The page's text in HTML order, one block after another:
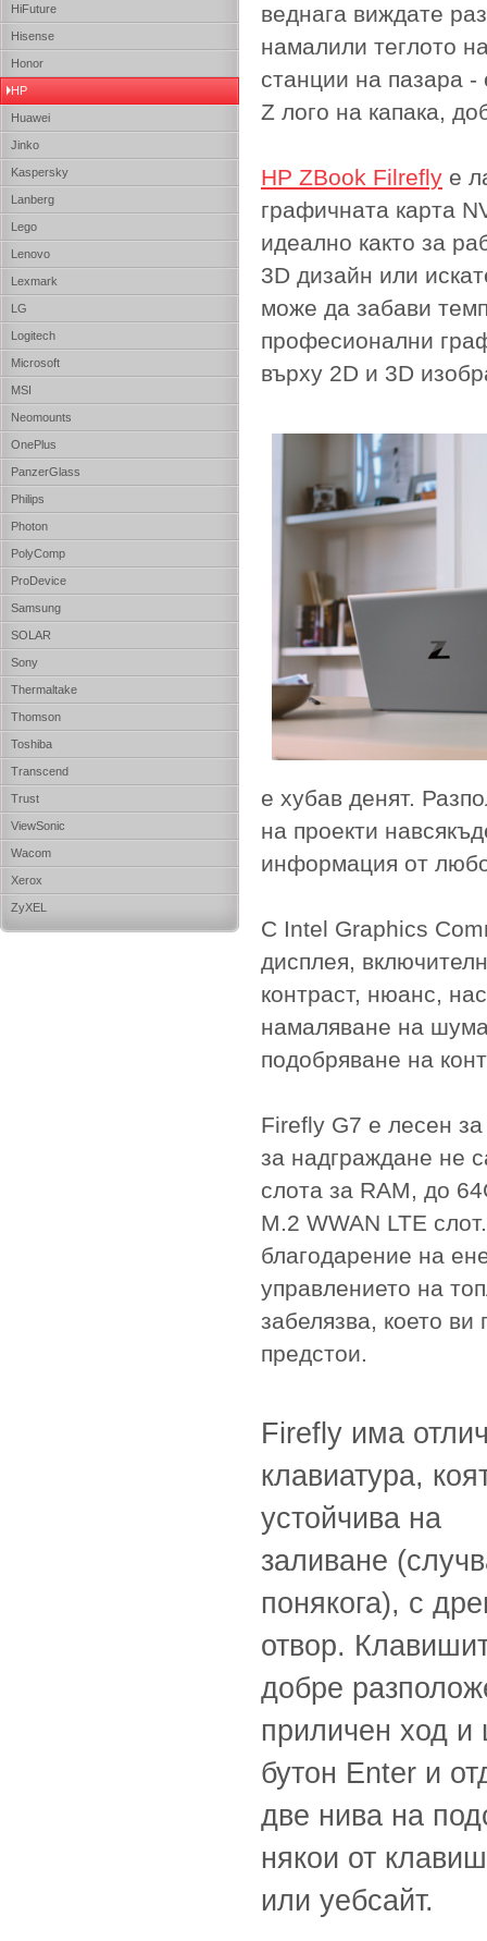
HiFuture
Hisense
Honor
HP
Huawei
Jinko
Kaspersky
Lanberg
Lego
Lenovo
Lexmark
LG
Logitech
Microsoft
MSI
Neomounts
OnePlus
PanzerGlass
Philips
Photon
PolyComp
ProDevice
Samsung
SOLAR
Sony
Thermaltake
Thomson
Toshiba
Transcend
Trust
ViewSonic
Wacom
Xerox
ZyXEL
веднага виждате
намалили теглото
станции на пазара -
Z лого на капака,
HP ZBook Filrefly е
графичната карта
идеално както за
3D дизайн или
може да забави
професионални
върху 2D и 3D
е хубав денят.
на проекти
информация от
С Intel Graphics
дисплея,
контраст, нюанс,
намаляване на
подобряване на
Firefly G7 е лесен
за надграждане не
слота за RAM, до
M.2 WWAN LTE
благодарение на
управлението на
забелязва, което ви
предстои.
Firefly има
клавиатура,
устойчива на
заливане
понякога), с
отвор.
добре
приличен ход
бутон Enter и
две нива на
някои от
или уебсайт.